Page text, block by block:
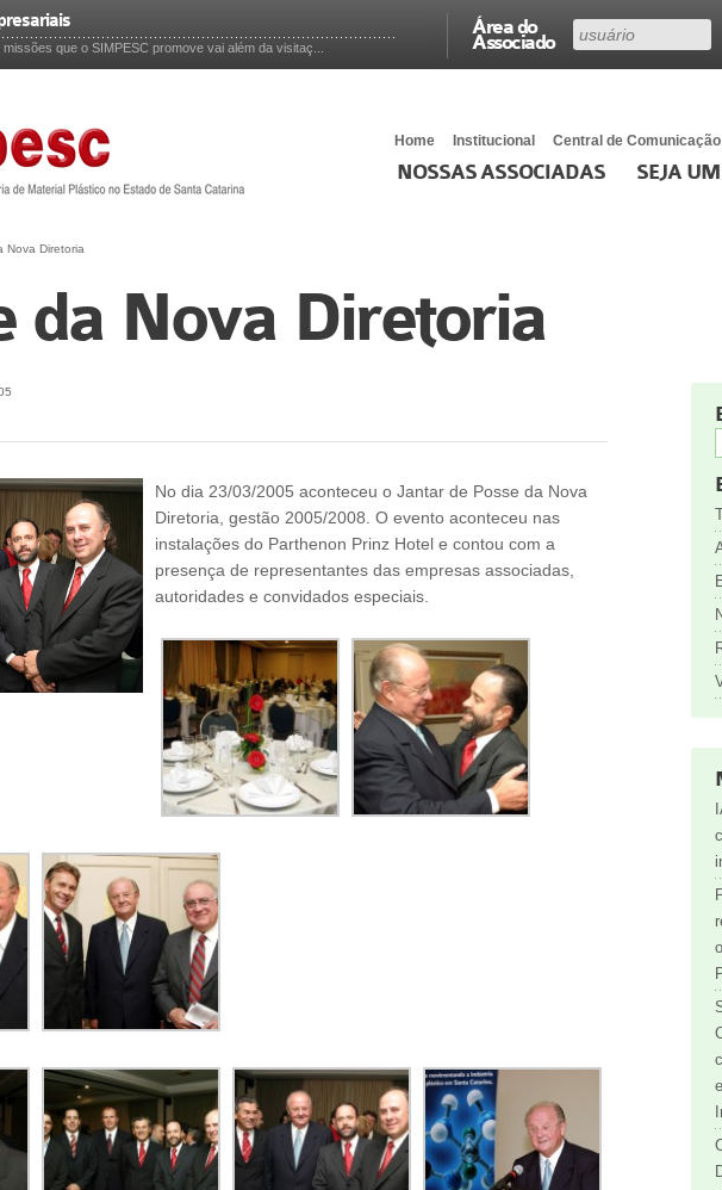
Área do
Associado
que o SIMPESC promove vai além da visitaç...
Home Institucional Central de Comunicação
NOSSAS ASSOCIADAS SEJA
Nova Diretoria
da Nova Diretoria
No dia 23/03/2005 aconteceu o Jantar de Posse da Nova
Diretoria, gestão 2005/2008. O evento aconteceu nas
instalações do Parthenon Prinz Hotel e contou com a
presença de representantes das empresas associadas,
autoridades e convidados especiais.